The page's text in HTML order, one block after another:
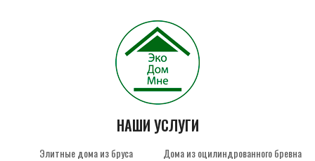
НАШИ УСЛУГИ
Элитные дома из бруса
Дома из оцилиндрованного бревна